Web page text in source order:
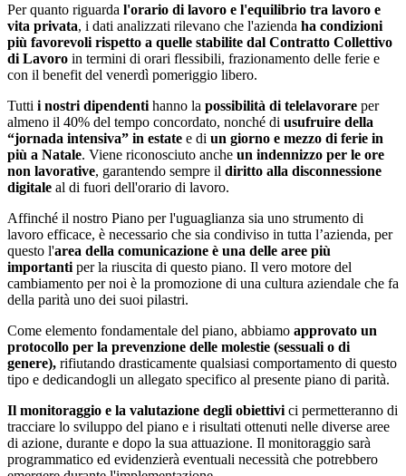
Per quanto riguarda l'orario di lavoro e l'equilibrio tra lavoro e
vita privata, i dati analizzati rilevano che l'azienda ha condizioni
più favorevoli rispetto a quelle stabilite dal Contratto Collettivo
di Lavoro in termini di orari flessibili, frazionamento delle ferie e
con il benefit del venerdì pomeriggio libero.
Tutti i nostri dipendenti hanno la possibilità di telelavorare per
almeno il 40% del tempo concordato, nonché di usufruire della
“jornada intensiva” in estate e di un giorno e mezzo di ferie in
più a Natale. Viene riconosciuto anche un indennizzo per le ore
non lavorative, garantendo sempre il diritto alla disconnessione
digitale al di fuori dell'orario di lavoro.
Affinché il nostro Piano per l'uguaglianza sia uno strumento di
lavoro efficace, è necessario che sia condiviso in tutta l’azienda, per
questo l'area della comunicazione è una delle aree più
importanti per la riuscita di questo piano. Il vero motore del
cambiamento per noi è la promozione di una cultura aziendale che fa
della parità uno dei suoi pilastri.
Come elemento fondamentale del piano, abbiamo approvato un
protocollo per la prevenzione delle molestie (sessuali o di
genere), rifiutando drasticamente qualsiasi comportamento di questo
tipo e dedicandogli un allegato specifico al presente piano di parità.
Il monitoraggio e la valutazione degli obiettivi ci permetteranno di
tracciare lo sviluppo del piano e i risultati ottenuti nelle diverse aree
di azione, durante e dopo la sua attuazione. Il monitoraggio sarà
programmatico ed evidenzierà eventuali necessità che potrebbero